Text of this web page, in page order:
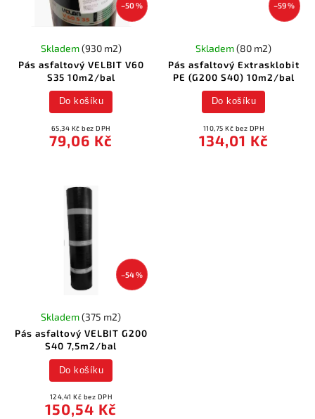
–50 %
Pás asfaltový VELBIT V60
S35 10m2/bal
Skladem(930 m2)
65,34 Kč bez DPH
79,06 Kč
Do košíku
–59 %
Pás asfaltový Extrasklobit
PE (G200 S40) 10m2/bal
Skladem(80 m2)
110,75 Kč bez DPH
134,01 Kč
Do košíku
–54 %
Pás asfaltový VELBIT G200
S40 7,5m2/bal
Skladem(375 m2)
124,41 Kč bez DPH
150,54 Kč
Do košíku